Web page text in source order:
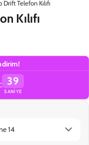
Telefon Kılıfı
Kılıfı
: 39
SANIYE